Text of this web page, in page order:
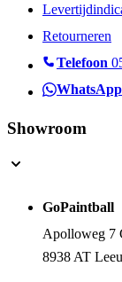
Retourneren
Telefoon
WhatsApp
Showroom
GoPaintball
Apolloweg 7
8938 AT